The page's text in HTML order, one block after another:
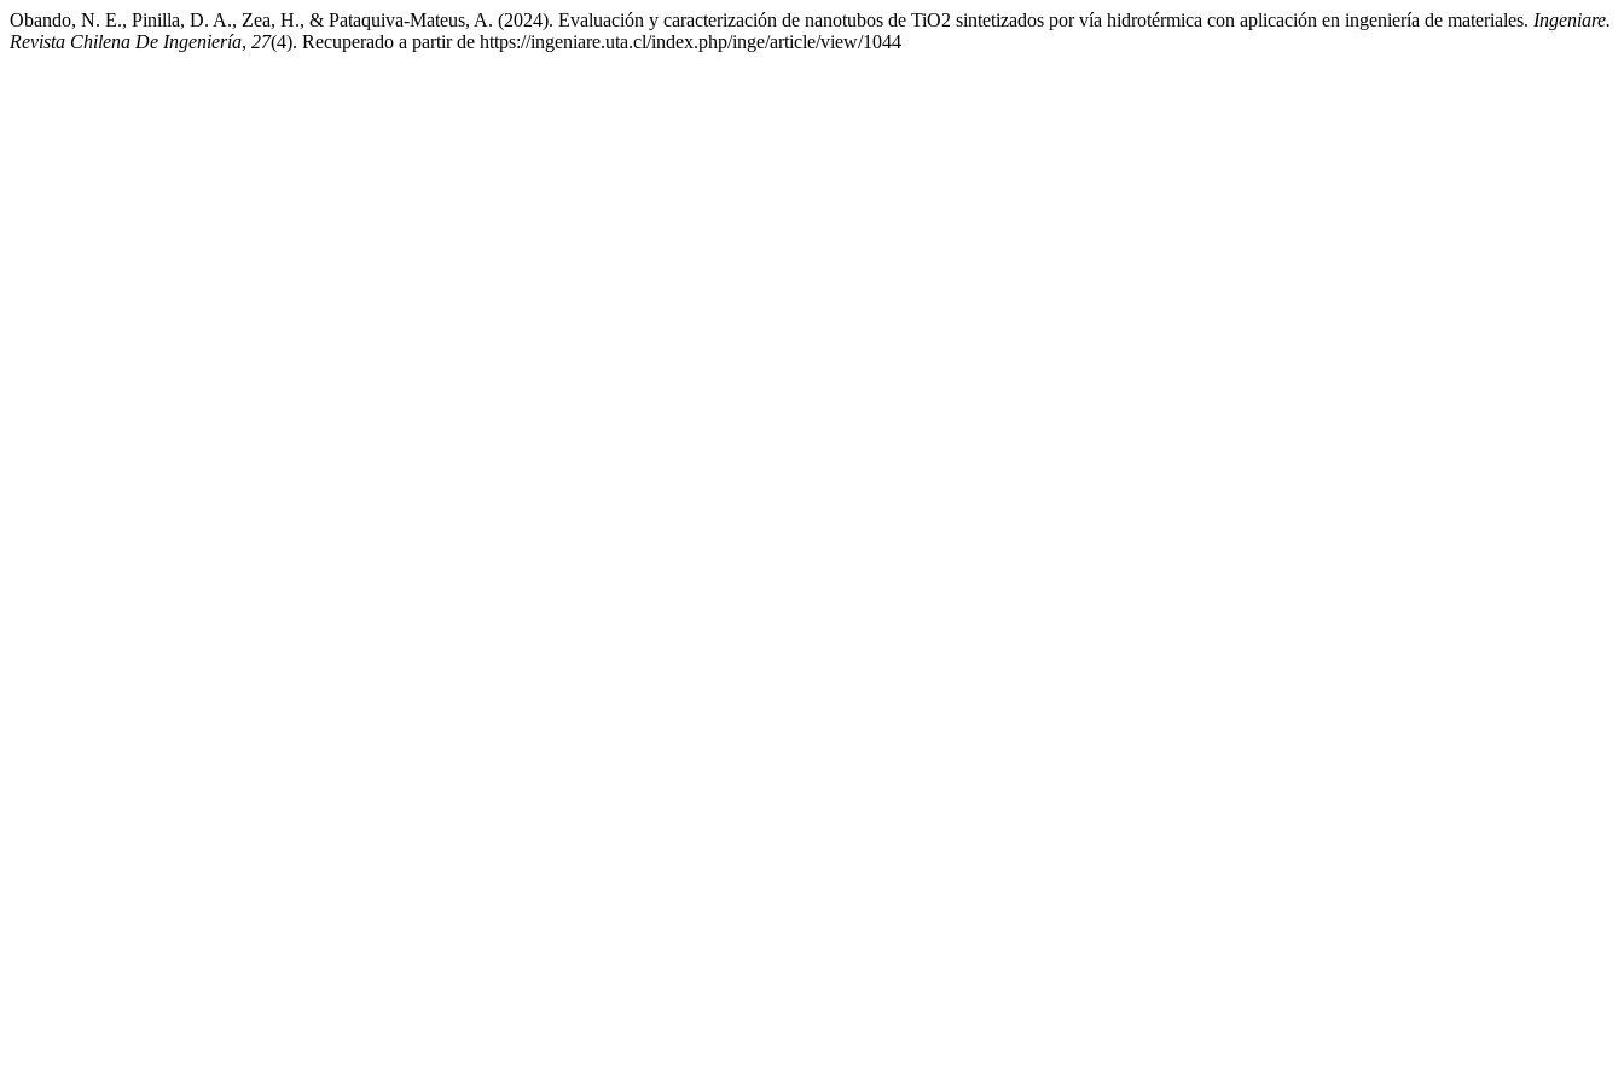
Obando, N. E., Pinilla, D. A., Zea, H., & Pataquiva-Mateus, A. (2024). Evaluación y caracterización de nanotubos de TiO2 sintetizados por vía hidrotérmica con aplicación en ingeniería de materiales. Ingeniare.
Revista Chilena De Ingeniería, 27(4). Recuperado a partir de https://ingeniare.uta.cl/index.php/inge/article/view/1044